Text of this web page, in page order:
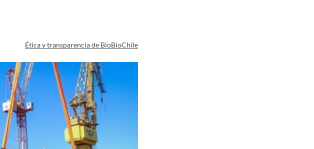
Ética y transparencia de BioBioChile